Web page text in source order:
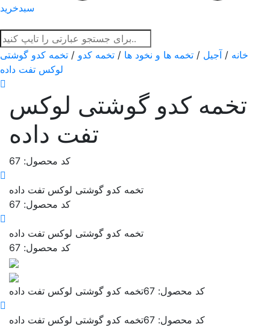
سبدخرید
خانه / آجیل / تخمه ها و نخود ها / تخمه کدو / تخمه کدو گوشتی
لوکس تفت داده
تخمه کدو گوشتی لوکس
تفت داده
کد محصول: 67
تخمه کدو گوشتی لوکس تفت داده
کد محصول: 67
تخمه کدو گوشتی لوکس تفت داده
کد محصول: 67
تخمه کدو گوشتی لوکس تفت داده کد محصول: 67
تخمه کدو گوشتی لوکس تفت داده کد محصول: 67